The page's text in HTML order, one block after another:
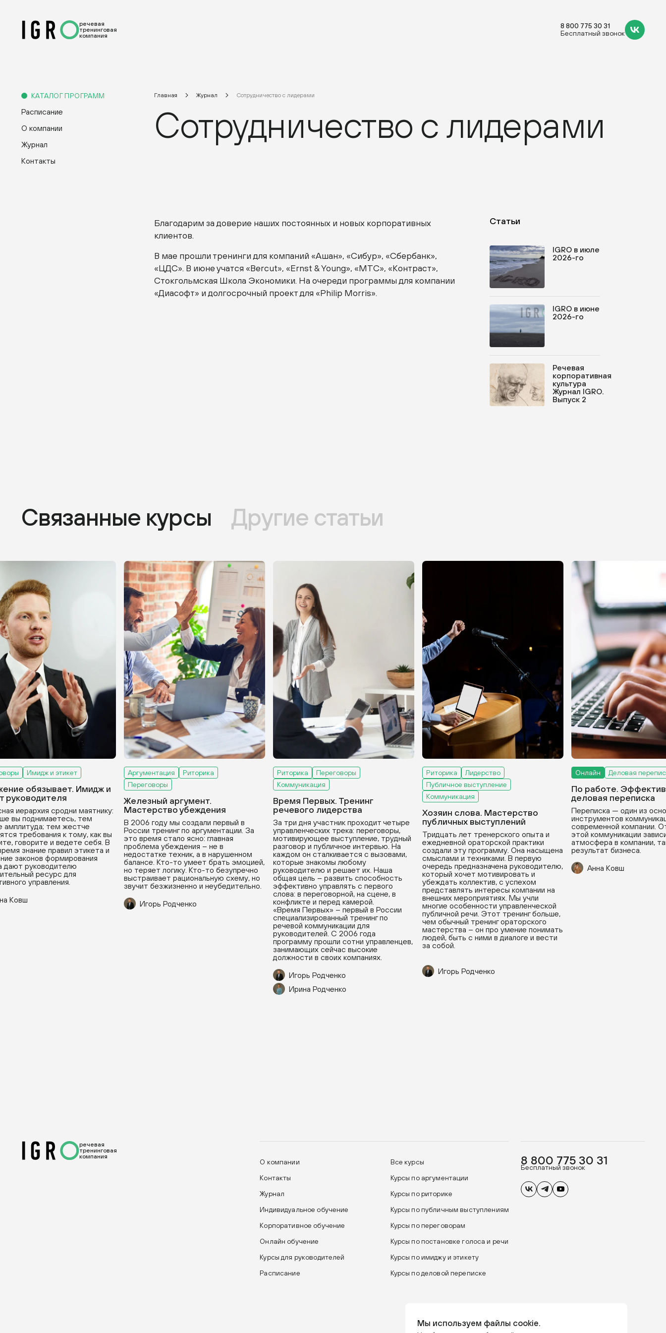
Мы используем файлы cookie.
речевая
тренинговая
компания
8 800 775 30 31
Бесплатный звонок
КАТАЛОГ ПРОГРАММ
Расписание
О компании
Журнал
Контакты
Главная Журнал Сотрудничество с лидерами
Сотрудничество с лидерами
Благодарим за доверие наших постоянных и новых корпоративных
клиентов.
В мае прошли тренинги для компаний «Ашан», «Сибур», «Сбербанк»,
«ЦДС». В июне учатся «Bercut», «Ernst & Young», «МТС», «Контраст»,
Стокгольмская Школа Экономики. На очереди программы для компании
«Диасофт» и долгосрочный проект для «Philip Morris».
Статьи
IGRO в июле
2026-го
IGRO в июне
2026-го
Речевая
корпоративная
культура
Журнал IGRO.
Выпуск 2
Связанные курсы Другие статьи
Имидж и этикет
обязывает. Имидж и
руководителя
иерархия сродни маятнику:
вы поднимаетесь, тем
амплитуда; тем жестче
требования к тому, как вы
говорите и ведете себя. В
знание правил этикета и
законов формирования
дают руководителю
ресурс для
управления.
Ковш
Аргументация
Риторика
Переговоры
Железный аргумент.
Мастерство убеждения
В 2006 году мы создали первый в
России тренинг по аргументации. За
это время стало ясно: главная
проблема убеждения – не в
недостатке техник, а в нарушенном
балансе. Кто-то умеет брать эмоцией,
но теряет логику. Кто-то безупречно
выстраивает рациональную схему, но
звучит безжизненно и неубедительно.
Игорь Родченко
Риторика
Переговоры
Коммуникация
Время Первых. Тренинг
речевого лидерства
За три дня участник проходит четыре
управленческих трека: переговоры,
мотивирующее выступление, трудный
разговор и публичное интервью. На
каждом он сталкивается с вызовами,
которые знакомы любому
руководителю и решает их. Наша
общая цель – развить способность
эффективно управлять с первого
слова: в переговорной, на сцене, в
конфликте и перед камерой.
«Время Первых» – первый в России
специализированный тренинг по
речевой коммуникации для
руководителей. С 2006 года
программу прошли сотни управленцев,
занимающих сейчас высокие
должности в своих компаниях.
Игорь Родченко
Ирина Родченко
Риторика
Лидерство
Публичное выступление
Коммуникация
Хозяин слова. Мастерство
публичных выступлений
Тридцать лет тренерского опыта и
ежедневной ораторской практики
создали эту программу. Она насыщена
смыслами и техниками. В первую
очередь предназначена руководителю,
который хочет мотивировать и
убеждать коллектив, с успехом
представлять интересы компании на
внешних мероприятиях. Мы учли
многие особенности управленческой
публичной речи. Этот тренинг больше,
чем обычный тренинг ораторского
мастерства – он про умение понимать
людей, быть с ними в диалоге и вести
за собой.
Игорь Родченко
Онлайн Деловая
По работе.
деловая переписка
Переписка — один из
инструментов
современной компании.
этой коммуникации
атмосфера в компании,
результат бизнеса.
Анна Ковш
речевая
тренинговая
компания
О компании
Все курсы
Контакты
Курсы по аргументации
Журнал
Курсы по риторике
Индивидуальное обучение
Курсы по публичным выступлениям
Корпоративное обучение
Курсы по переговорам
Онлайн обучение
Курсы по постановке голоса и речи
Курсы для руководителей
Курсы по имиджу и этикету
Расписание
Курсы по деловой переписке
8 800 775 30 31
Бесплатный звонок